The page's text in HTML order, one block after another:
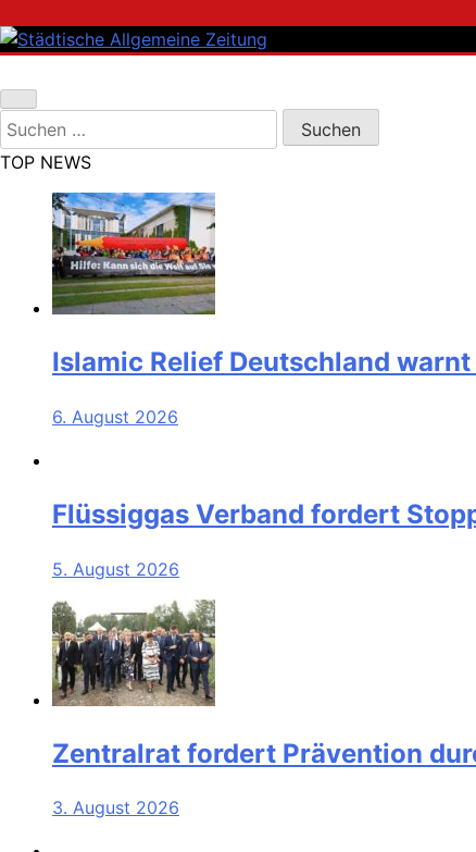
to
Suchen
nach:
TOP NEWS
Islamic Relief Deutschland
6. August 2026
Flüssiggas Verband fordert
5. August 2026
Zentralrat fordert Prävention
3. August 2026